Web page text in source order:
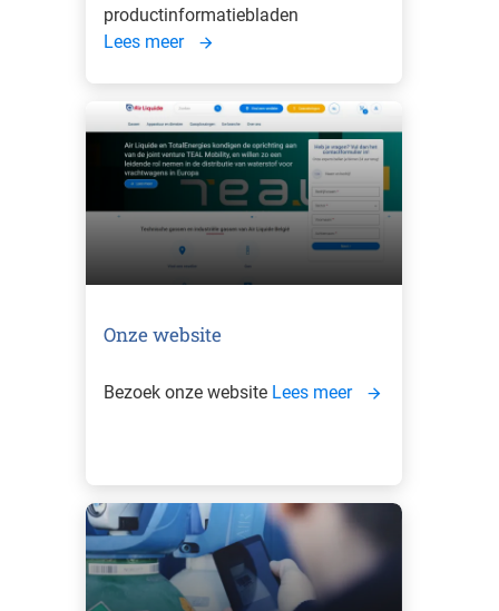
productinformatiebladen
Lees meer
Onze website
Bezoek onze website Lees meer